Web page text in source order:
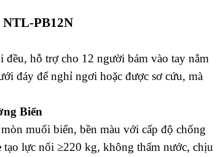
NTL-PB12N
hỗ trợ cho 12 người bám vào tay nắm
đáy để nghỉ ngơi hoặc được sơ cứu, mà
Biển
muối biển, bền màu với cấp độ chống
tạo lực nổi ≥220 kg, không thấm nước, chịu